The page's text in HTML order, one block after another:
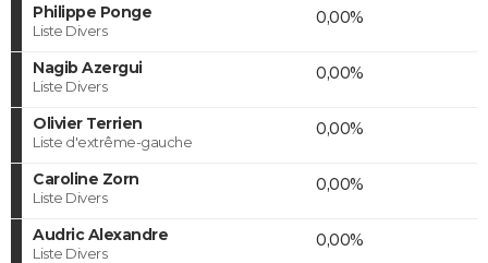
Philippe Ponge
Liste Divers
0,00%
Nagib Azergui
Liste Divers
0,00%
Olivier Terrien
Liste d'extrême-gauche
0,00%
Caroline Zorn
Liste Divers
0,00%
Audric Alexandre
Liste Divers
0,00%